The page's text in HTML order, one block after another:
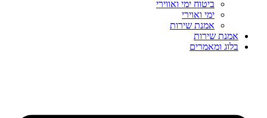
ביטוח ימי ואווירי
ימי ואוירי
אמנת שירות
אמנת שירות
בלוג ומאמרים